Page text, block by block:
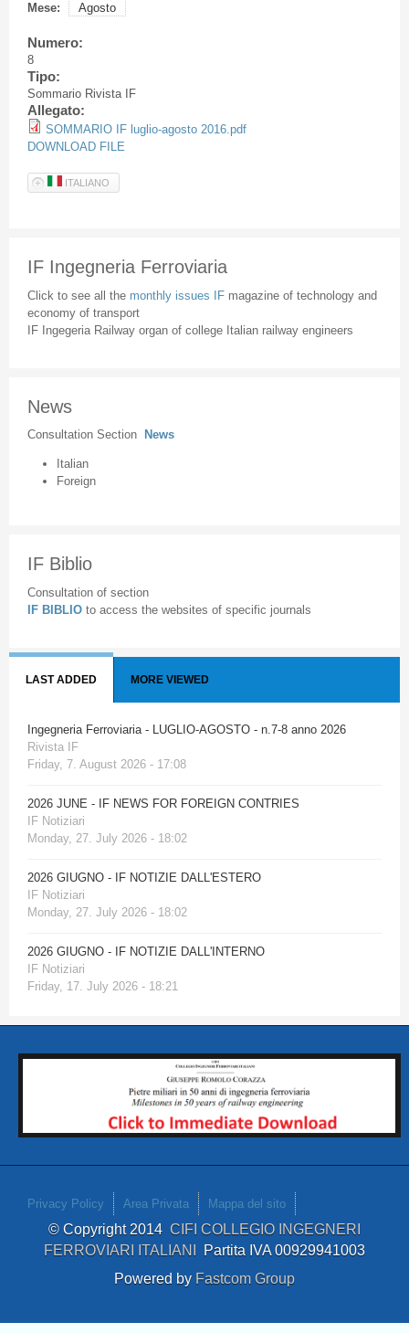
Mese:
Agosto
Numero:
8
Tipo:
Sommario Rivista IF
Allegato:
SOMMARIO IF luglio-agosto 2016.pdf
DOWNLOAD FILE
ITALIANO
IF Ingegneria Ferroviaria
Click to see all the monthly issues IF magazine of technology and
economy of transport
IF Ingegeria Railway organ of college Italian railway engineers
News
Consultation Section News
Italian
Foreign
IF Biblio
Consultation of section
IF BIBLIO to access the websites of specific journals
LAST ADDED MORE VIEWED
Ingegneria Ferroviaria - LUGLIO-AGOSTO - n.7-8 anno 2026
Rivista IF
Friday, 7. August 2026 - 17:08
2026 JUNE - IF NEWS FOR FOREIGN CONTRIES
IF Notiziari
Monday, 27. July 2026 - 18:02
2026 GIUGNO - IF NOTIZIE DALL'ESTERO
IF Notiziari
Monday, 27. July 2026 - 18:02
2026 GIUGNO - IF NOTIZIE DALL'INTERNO
IF Notiziari
Friday, 17. July 2026 - 18:21
Privacy Policy Area Privata Mappa del sito
© Copyright 2014 CIFI COLLEGIO INGEGNERI
FERROVIARI ITALIANI Partita IVA 00929941003
Powered by Fastcom Group